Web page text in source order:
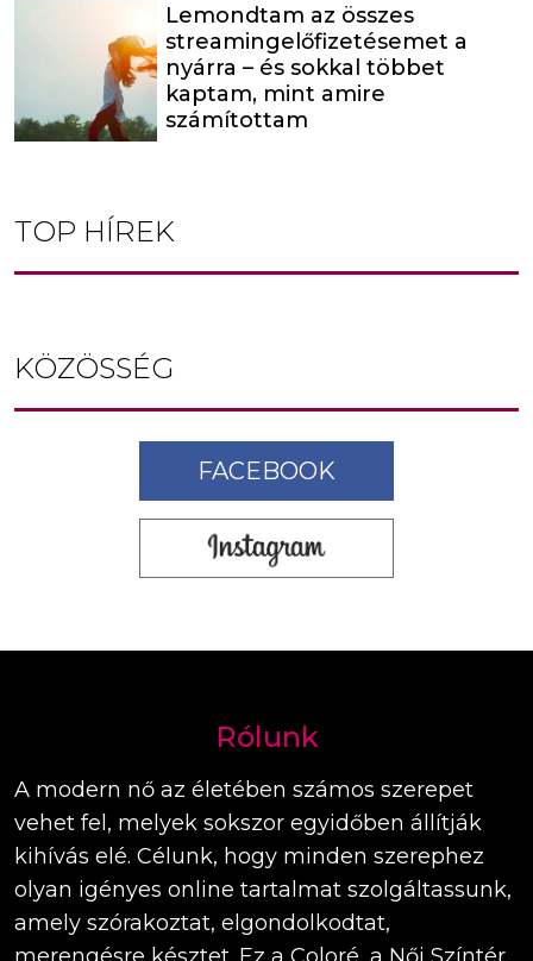
Lemondtam az összes
streamingelőfizetésemet a
nyárra – és sokkal többet
kaptam, mint amire
számítottam
TOP HÍREK
KÖZÖSSÉG
FACEBOOK
Rólunk
A modern nő az életében számos szerepet
vehet fel, melyek sokszor egyidőben állítják
kihívás elé. Célunk, hogy minden szerephez
olyan igényes online tartalmat szolgáltassunk,
amely szórakoztat, elgondolkodtat,
merengésre késztet. Ez a Coloré, a Női Színtér.